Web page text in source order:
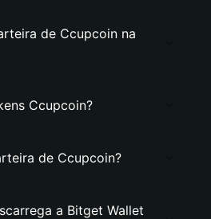
de Ccupcoin na
Ccupcoin?
de Ccupcoin?
a Bitget Wallet